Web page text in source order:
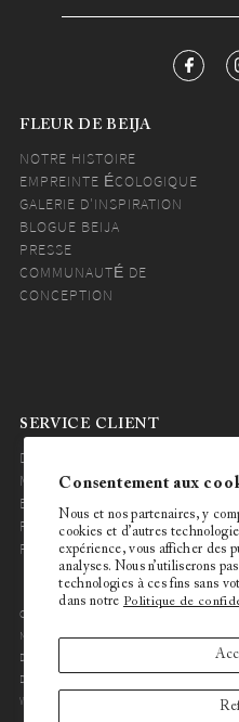
Consentement aux
Nous et nos partenaires, y
cookies et d’autres
expérience, vous afficher des
analyses. Nous n’utiliserons
technologies à ces fins sans
dans notre Politique de
FLEUR DE BEIJA
NOTRE HISTOIRE
EMPREINTE ÉCOLOGIQUE
GALERIE D'INSPIRATION
BLOGUE BEIJA
PRESSE
COMMUNAUTÉ DE
CONCEPTION
SERVICE CLIENT
DES PRODUITS
MANIPULATION ET
ENTRETIEN
RÉDUCTIONS ET BONS DE
RÉDUCTION
COPYRIGHT 2026 BEIJA FLOR
NO PART OF THIS CATALOG
DESIGNS, MAY BE COPIED,
DUPLICATED, OR OTHERWISE
WRITTEN CONSENT OF THE